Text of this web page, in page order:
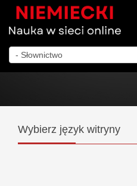
Wybierz język witryny